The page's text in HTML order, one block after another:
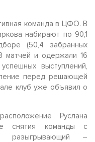
команда в ЦФО. В
набирают по 90,1
(50,4 забранных
матчей и одержали 16
выступлений,
перед решающей
клуб уже объявил о
Руслана
снятия команды с
разыгрывающий –